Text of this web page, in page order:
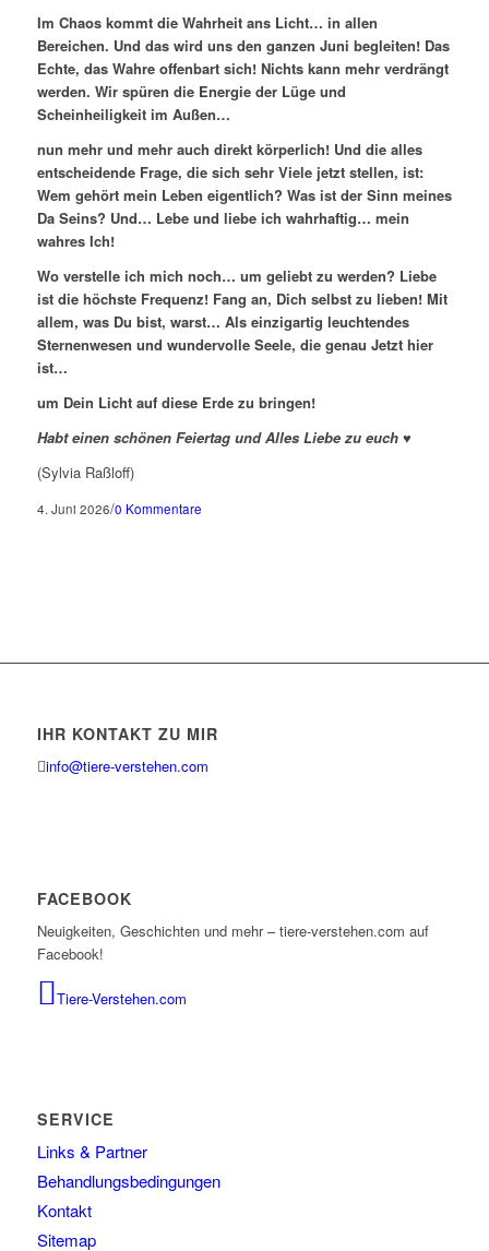
Im Chaos kommt die Wahrheit ans Licht… in allen
Bereichen. Und das wird uns den ganzen Juni begleiten! Das
Echte, das Wahre offenbart sich! Nichts kann mehr verdrängt
werden. Wir spüren die Energie der Lüge und
Scheinheiligkeit im Außen…
nun mehr und mehr auch direkt körperlich! Und die alles
entscheidende Frage, die sich sehr Viele jetzt stellen, ist:
Wem gehört mein Leben eigentlich? Was ist der Sinn meines
Da Seins? Und… Lebe und liebe ich wahrhaftig… mein
wahres Ich!
Wo verstelle ich mich noch… um geliebt zu werden? Liebe
ist die höchste Frequenz! Fang an, Dich selbst zu lieben! Mit
allem, was Du bist, warst… Als einzigartig leuchtendes
Sternenwesen und wundervolle Seele, die genau Jetzt hier
ist…
um Dein Licht auf diese Erde zu bringen!
Habt einen schönen Feiertag und Alles Liebe zu euch ♥
(Sylvia Raßloff)
4. Juni 2026/0 Kommentare
IHR KONTAKT ZU MIR
info@tiere-verstehen.com
FACEBOOK
Neuigkeiten, Geschichten und mehr – tiere-verstehen.com auf
Facebook!
Tiere-Verstehen.com
SERVICE
Links & Partner
Behandlungsbedingungen
Kontakt
Sitemap